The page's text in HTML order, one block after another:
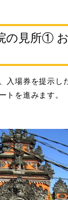
の見所①
入場券を提示し
トを進みます。